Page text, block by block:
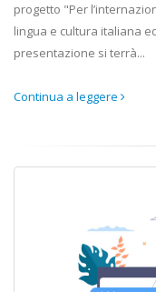
progetto "Per
lingua e cultura italiana
presentazione si terrà...
Continua a leggere